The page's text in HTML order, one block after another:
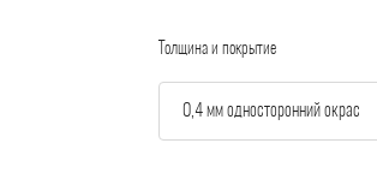
Толщина и покрытие